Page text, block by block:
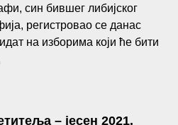
син бившег либијског
регистровао се данас
на изборима који ће бити
– јесен 2021.